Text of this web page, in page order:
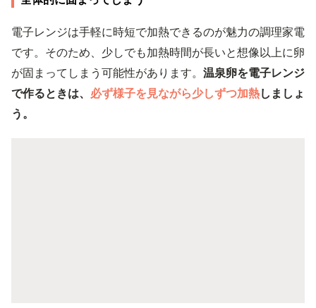
電子レンジは手軽に時短で加熱できるのが魅力の調理家電
です。そのため、少しでも加熱時間が長いと想像以上に卵
が固まってしまう可能性があります。 温泉卵を電子レンジ
で作るときは、 必ず様子を見ながら少しずつ加熱しましょ
う。